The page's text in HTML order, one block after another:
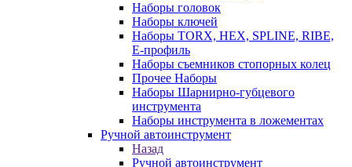
Наборы головок
Наборы ключей
Наборы TORX, HEX, SPLINE, RIBE,
E-профиль
Наборы съемников стопорных колец
Прочее Наборы
Наборы Шарнирно-губцевого
инструмента
Наборы инструмента в ложементах
Ручной автоинструмент
Назад
Ручной автоинструмент